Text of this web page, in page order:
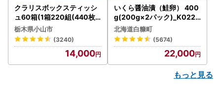
クラリスボックスティッシ
ュ60箱(1箱220組(440枚))
(5個入り×12セット)【配送
不可地域：離島・沖縄県】
【1256759】
栃木県小山市
(3240)
14,000
いくら醤油漬（鮭卵） 400
g(200g×2パック)_K022-
1676
北海道白糠町
(5674)
22,000
もっと見る